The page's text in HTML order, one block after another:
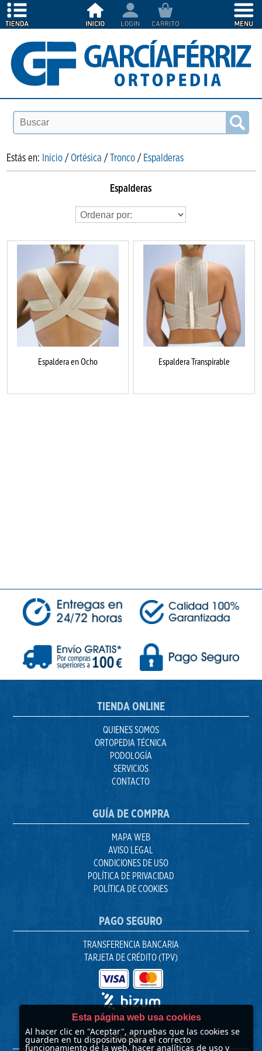
Estás en: Inicio /Ortésica /Tronco / Espalderas
Espalderas
Espaldera en Ocho Espaldera Transpirable
TIENDA ONLINE
QUIENES SOMOS
ORTOPEDIA TÉCNICA
PODOLOGÍA
SERVICIOS
CONTACTO
GUÍA DE COMPRA
MAPA WEB
AVISO LEGAL
CONDICIONES DE USO
POLÍTICA DE PRIVACIDAD
POLÍTICA DE COOKIES
PAGO SEGURO
TRANSFERENCIA BANCARIA
TARJETA DE CRÉDITO (TPV)
CONTACTO
Esta página web usa cookies
Al hacer clic en "Aceptar", apruebas que las cookies se
guarden en tu dispositivo para el correcto
funcionamiento de la web, hacer analíticas de uso y